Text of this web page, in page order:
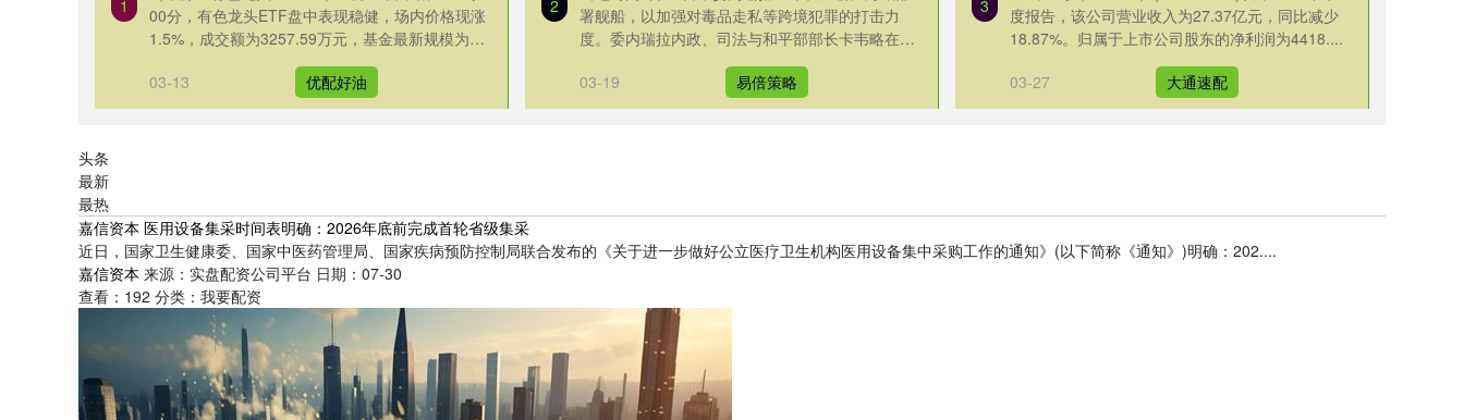
1
00分，有色龙头ETF盘中表现稳健，场内价格现涨
1.5%，成交额为3257.59万元，基金最新规模为
03-13
优配好油
2
署舰船，以加强对毒品走私等跨境犯罪的打击力
度。委内瑞拉内政、司法与和平部部长卡韦略在
25日对外表示，美国政府以所谓....
03-19
易倍策略
3
度报告，该公司营业收入为27.37亿元，同比减少
18.87%。归属于上市公司股东的净利润为4418....
03-27
大通速配
头条
最新
最热
嘉信资本 医用设备集采时间表明确：2026年底前完成首轮省级集采
近日，国家卫生健康委、国家中医药管理局、国家疾病预防控制局联合发布的《关于进一步做好公立医疗卫生机构医用设备集中采购工作的通知》(以下简称《通知》)明确：202....
嘉信资本 来源：实盘配资公司平台 日期：07-30
查看： 192 分类： 我要配资